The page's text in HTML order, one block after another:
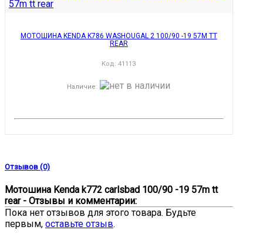
МОТОШИНА KENDA K786 WASHOUGAL 2 100/90 -19 57M TT
REAR
Код:41113
Наличие:
Отзывов (0)
Мотошина Kenda k772 carlsbad 100/90 -19 57m tt
rear - Отзывы и комментарии:
Пока нет отзывов для этого товара. Будьте
первым, оставьте отзыв.